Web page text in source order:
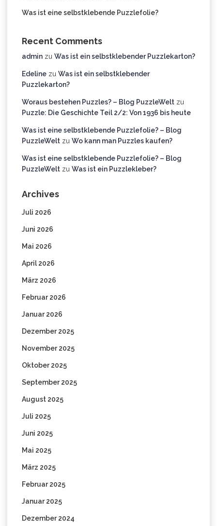
Was ist eine selbstklebende Puzzlefolie?
Recent Comments
admin zu Was ist ein selbstklebender Puzzlekarton?
Edeline zu Was ist ein selbstklebender
Puzzlekarton?
Woraus bestehen Puzzles? – Blog PuzzleWelt zu
Puzzle: Die Geschichte Teil 2/2: Von 1936 bis heute
Was ist eine selbstklebende Puzzlefolie? – Blog
PuzzleWelt zu Wo kann man Puzzles kaufen?
Was ist eine selbstklebende Puzzlefolie? – Blog
PuzzleWelt zu Was ist ein Puzzlekleber?
Archives
Juli 2026
Juni 2026
Mai 2026
April 2026
März 2026
Februar 2026
Januar 2026
Dezember 2025
November 2025
Oktober 2025
September 2025
August 2025
Juli 2025
Juni 2025
Mai 2025
März 2025
Februar 2025
Januar 2025
Dezember 2024